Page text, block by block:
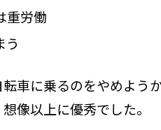
重労働
う
車に乗るのをやめよう
像以上に優秀でした。